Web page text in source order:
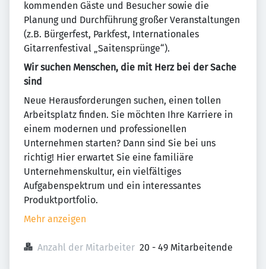
kommenden Gäste und Besucher sowie die
Planung und Durchführung großer Veranstaltungen
(z.B. Bürgerfest, Parkfest, Internationales
Gitarrenfestival „Saitensprünge“).
Wir suchen Menschen, die mit Herz bei der Sache
sind
Neue Herausforderungen suchen, einen tollen
Arbeitsplatz finden. Sie möchten Ihre Karriere in
einem modernen und professionellen
Unternehmen starten? Dann sind Sie bei uns
richtig! Hier erwartet Sie eine familiäre
Unternehmenskultur, ein vielfältiges
Aufgabenspektrum und ein interessantes
Produktportfolio.
Mehr anzeigen
Anzahl der Mitarbeiter 20 - 49 Mitarbeitende